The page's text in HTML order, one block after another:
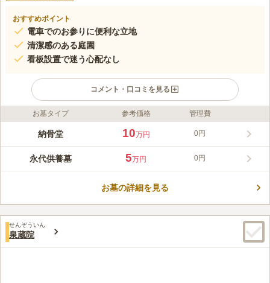
おすすめポイント
電車でのお参りに便利な立地
清潔感のある庭園
看板設置で迷う心配なし
コメント・口コミを見る
ライフドット編集部のコメント
墓地は緑が溢れており、ゆったりとした時間が流れる素敵な空間
ます。 日当たりも非常に良く明るい墓域です。 墓地は外壁で囲
まれているので、プライバシーは守られます。 ご高齢の方や小
車場があるため安心して車でお参りができます。
この霊園はまだ誰からも評価されていません。
お墓タイプ 参考価格 管理費
納骨堂 10万円 0円
永代供養墓 5万円 0円
お墓の詳細を見る
せんぞういん
泉蔵院